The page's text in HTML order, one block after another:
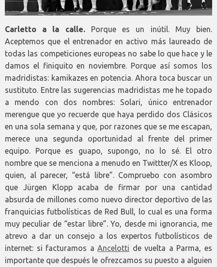
Carletto a la calle.Porque es un inútil. Muy bien.
Aceptemos que el entrenador en activo más laureado de
todas las competiciones europeas no sabe lo que hace y le
damos el finiquito en noviembre. Porque así somos los
madridistas: kamikazes en potencia. Ahora toca buscar un
sustituto. Entre las sugerencias madridistas me he topado
a mendo con dos nombres: Solari, único entrenador
merengue que yo recuerde que haya perdido dos Clásicos
en una sola semana y que, por razones que se me escapan,
merece una segunda oportunidad al frente del primer
equipo. Porque es guapo, supongo, no lo sé. El otro
nombre que se menciona a menudo en Twittter/X es Kloop,
quien, al parecer, “está libre”. Compruebo con asombro
que Jürgen Klopp acaba de firmar por una cantidad
absurda de millones como nuevo director deportivo de las
franquicias futbolísticas de Red Bull, lo cual es una forma
muy peculiar de “estar libre”. Yo, desde mi ignorancia, me
atrevo a dar un consejo a los expertos futbolísticos de
internet: si facturamos aAncelotti de vuelta a Parma, es
importante que después le ofrezcamos su puesto a alguien